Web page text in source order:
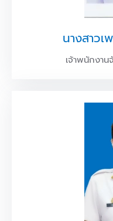
นางสาว
เจ้าพนักงาน